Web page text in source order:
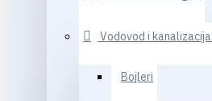
Vodovod i kanalizacija
Bojleri